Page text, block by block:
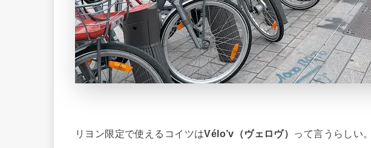
リヨン限定で使えるコイツはVélo’v（ヴェロヴ） って言うらしい。